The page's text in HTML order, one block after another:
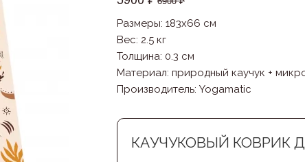
Размеры: 183x66 см
Вес: 2.5 кг
Толщина: 0.3 см
Материал: природный каучук +
Производитель: Yogamatic
КАУЧУКОВЫЙ КОВРИК